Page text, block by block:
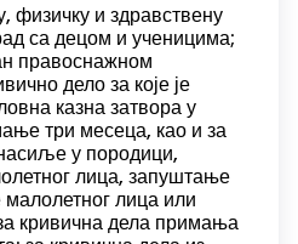
физичку и здравствену
са децом и ученицима;
правоснажном
дело за које је
казна затвора у
три месеца, као и за
у породици,
лица, запуштање
лица или
кривична дела примања